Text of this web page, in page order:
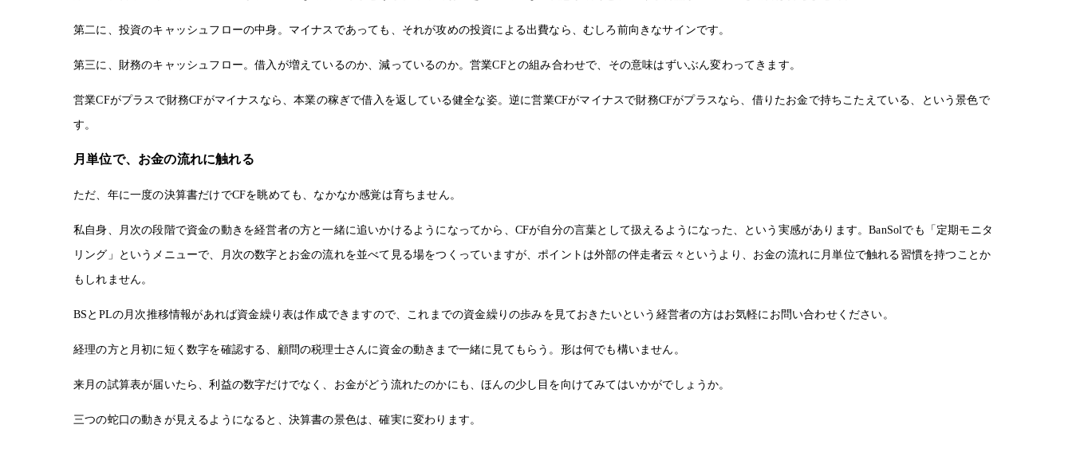
第二に、投資のキャッシュフローの中身。マイナスであっても、それが攻めの投資による出費なら、むしろ前向きなサインです。
第三に、財務のキャッシュフロー。借入が増えているのか、減っているのか。営業CFとの組み合わせで、その意味はずいぶん変わってきます。
営業CFがプラスで財務CFがマイナスなら、本業の稼ぎで借入を返している健全な姿。逆に営業CFがマイナスで財務CFがプラスなら、借りたお金で持ちこたえている、という景色で
す。
月単位で、お金の流れに触れる
ただ、年に一度の決算書だけでCFを眺めても、なかなか感覚は育ちません。
私自身、月次の段階で資金の動きを経営者の方と一緒に追いかけるようになってから、CFが自分の言葉として扱えるようになった、という実感があります。BanSolでも「定期モニタ
リング」というメニューで、月次の数字とお金の流れを並べて見る場をつくっていますが、ポイントは外部の伴走者云々というより、お金の流れに月単位で触れる習慣を持つことか
もしれません。
BSとPLの月次推移情報があれば資金繰り表は作成できますので、これまでの資金繰りの歩みを見ておきたいという経営者の方はお気軽にお問い合わせください。
経理の方と月初に短く数字を確認する、顧問の税理士さんに資金の動きまで一緒に見てもらう。形は何でも構いません。
来月の試算表が届いたら、利益の数字だけでなく、お金がどう流れたのかにも、ほんの少し目を向けてみてはいかがでしょうか。
三つの蛇口の動きが見えるようになると、決算書の景色は、確実に変わります。